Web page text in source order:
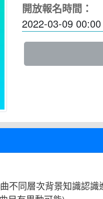
開放報名時間：
2022-03-09 00:00
不同層次背景知識認識